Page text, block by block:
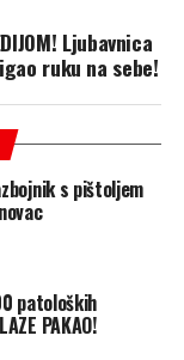
Ljubavnica
ruku na sebe!
s pištoljem
patoloških
PAKAO!